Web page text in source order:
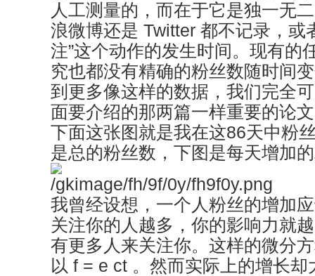
人工测量的，而在于它是独一无
浪微博还是 Twitter 都不记录，或
注”这个动作的发生时间。现有的
究也都没有精确的粉丝数随时间
到更多像这样的数据，我们完全
面要介绍的那两篇一样重要的论
下面这张图就是我在这86天中粉
是总的粉丝数，下图是每天增加
我曾经设想，一个人粉丝的增加
关注你的人越多，你的影响力就
有更多人来关注你。这样的微分
以 f = e ct 。然而实际上的增长却